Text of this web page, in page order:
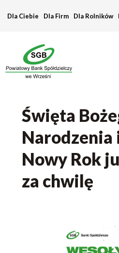
WESOŁYCH
Dla Ciebie Dla Firm Dla Rolników
Święta
Narodzenia
Nowy Rok
za chwilę